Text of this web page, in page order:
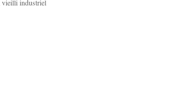
industriel